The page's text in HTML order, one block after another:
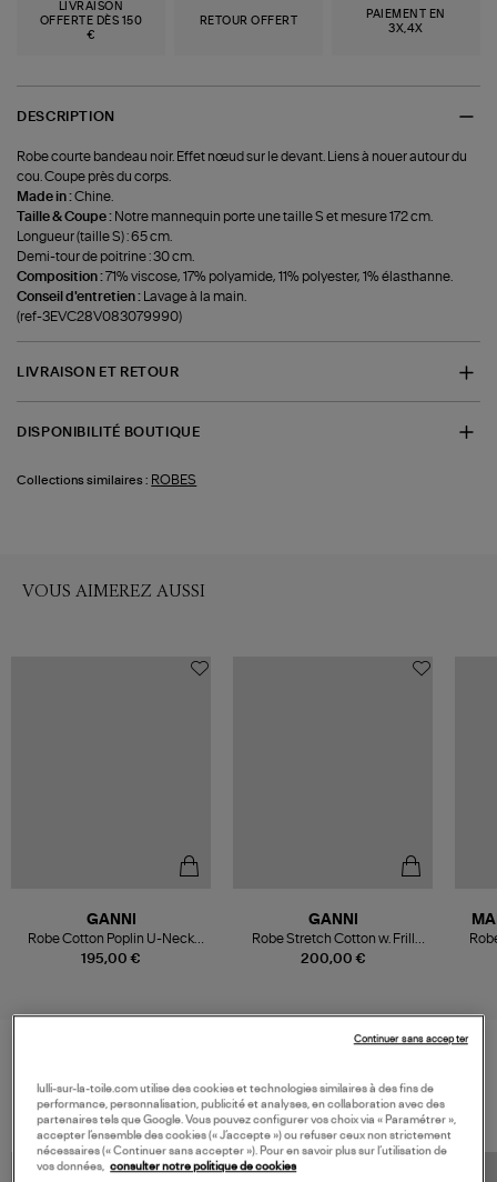
LIVRAISON
OFFERTE DÈS 150
€
RETOUR OFFERT
PAIEMENT EN
3X,4X
DESCRIPTION
Robe courte bandeau noir. Effet nœud sur le devant. Liens à nouer autour du
cou. Coupe près du corps.
Made in :Chine.
Taille & Coupe : Notre mannequin porte une taille S et mesure 172 cm.
Longueur (taille S) : 65 cm.
Demi-tour de poitrine : 30 cm.
Composition : 71% viscose, 17% polyamide, 11% polyester, 1% élasthanne.
Conseil d'entretien : Lavage à la main.
(ref-3EVC28V083079990)
LIVRAISON ET RETOUR
DISPONIBILITÉ BOUTIQUE
Collections similaires : ROBES
VOUS AIMEREZ AUSSI
195,00 €
GANNI
Robe Cotton Poplin U-Neck
Black
200,00 €
GANNI
Robe Stretch Cotton w. Frill
Noir
VOS DERNIERS PRODUITS VUS
lulli-sur-la-toile.com utilise des cookies et technologies similaires à des fins de
performance, personnalisation, publicité et analyses, en collaboration avec des
partenaires tels que Google. Vous pouvez configurer vos choix via « Paramétrer »,
accepter l’ensemble des cookies (« J’accepte ») ou refuser ceux non strictement
nécessaires (« Continuer sans accepter »). Pour en savoir plus sur l’utilisation de
vos données, consulter notre politique de cookies
Continuer sans accepter